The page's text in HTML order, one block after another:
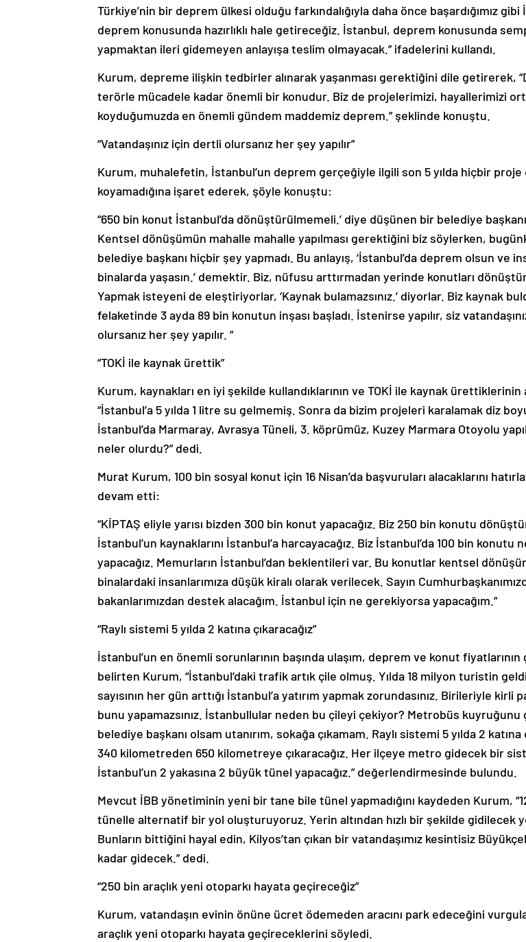
Türkiye’nin bir deprem ülkesi olduğu farkındalığıyla daha önce başardığımız gibi
deprem konusunda hazırlıklı hale getireceğiz. İstanbul, deprem konusunda
yapmaktan ileri gidemeyen anlayışa teslim olmayacak.” ifadelerini kullandı.
Kurum, depreme ilişkin tedbirler alınarak yaşanması gerektiğini dile getirerek,
terörle mücadele kadar önemli bir konudur. Biz de projelerimizi, hayallerimizi
koyduğumuzda en önemli gündem maddemiz deprem.” şeklinde konuştu.
“Vatandaşınız için dertli olursanız her şey yapılır”
Kurum, muhalefetin, İstanbul’un deprem gerçeğiyle ilgili son 5 yılda hiçbir
koyamadığına işaret ederek, şöyle konuştu:
“650 bin konut İstanbul’da dönüştürülmemeli.’ diye düşünen bir belediye
Kentsel dönüşümün mahalle mahalle yapılması gerektiğini biz söylerken,
belediye başkanı hiçbir şey yapmadı. Bu anlayış, ‘İstanbul’da deprem olsun ve
binalarda yaşasın.’ demektir. Biz, nüfusu arttırmadan yerinde konutları
Yapmak isteyeni de eleştiriyorlar, ‘Kaynak bulamazsınız.’ diyorlar. Biz kaynak
felaketinde 3 ayda 89 bin konutun inşası başladı. İstenirse yapılır, siz
olursanız her şey yapılır. “
“TOKİ ile kaynak ürettik”
Kurum, kaynakları en iyi şekilde kullandıklarının ve TOKİ ile kaynak ürettiklerinin
“İstanbul’a 5 yılda 1 litre su gelmemiş. Sonra da bizim projeleri karalamak diz
İstanbul’da Marmaray, Avrasya Tüneli, 3. köprümüz, Kuzey Marmara Otoyolu
neler olurdu?” dedi.
Murat Kurum, 100 bin sosyal konut için 16 Nisan’da başvuruları alacaklarını
devam etti:
“KİPTAŞ eliyle yarısı bizden 300 bin konut yapacağız. Biz 250 bin konutu
İstanbul’un kaynaklarını İstanbul’a harcayacağız. Biz İstanbul’da 100 bin konutu
yapacağız. Memurların İstanbul’dan beklentileri var. Bu konutlar kentsel
binalardaki insanlarımıza düşük kiralı olarak verilecek. Sayın
bakanlarımızdan destek alacağım. İstanbul için ne gerekiyorsa yapacağım.”
“Raylı sistemi 5 yılda 2 katına çıkaracağız”
İstanbul’un en önemli sorunlarının başında ulaşım, deprem ve konut fiyatlarının
belirten Kurum, “İstanbul’daki trafik artık çile olmuş. Yılda 18 milyon turistin
sayısının her gün arttığı İstanbul’a yatırım yapmak zorundasınız. Birileriyle kirli
bunu yapamazsınız. İstanbullular neden bu çileyi çekiyor? Metrobüs kuyruğunu
belediye başkanı olsam utanırım, sokağa çıkamam. Raylı sistemi 5 yılda 2 katına
340 kilometreden 650 kilometreye çıkaracağız. Her ilçeye metro gidecek bir
İstanbul’un 2 yakasına 2 büyük tünel yapacağız.” değerlendirmesinde bulundu.
Mevcut İBB yönetiminin yeni bir tane bile tünel yapmadığını kaydeden Kurum,
tünelle alternatif bir yol oluşturuyoruz. Yerin altından hızlı bir şekilde gidilecek
Bunların bittiğini hayal edin, Kilyos’tan çıkan bir vatandaşımız kesintisiz
kadar gidecek.” dedi.
“250 bin araçlık yeni otoparkı hayata geçireceğiz”
Kurum, vatandaşın evinin önüne ücret ödemeden aracını park edeceğini
araçlık yeni otoparkı hayata geçireceklerini söyledi.